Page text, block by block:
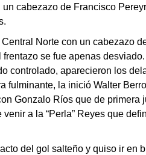
cabezazo de Francisco
Norte con un cabezazo
se fue apenas
controlado, aparecieron los
fulminante, la inició Walter
Gonzalo Ríos que de primera
a la “Perla” Reyes que
del gol salteño y quiso ir en